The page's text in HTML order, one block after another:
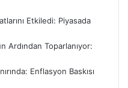
Etkiledi: Piyasada
Ardından Toparlanıyor:
Enflasyon Baskısı